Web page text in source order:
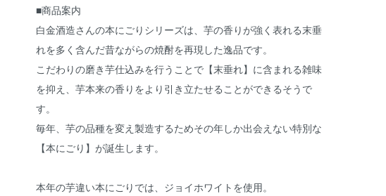
■商品案内
白金酒造さんの本にごりシリーズは、芋の香りが強く表れる末垂
れを多く含んだ昔ながらの焼酎を再現した逸品です。
こだわりの磨き芋仕込みを行うことで【末垂れ】に含まれる雑味
を抑え、芋本来の香りをより引き立たせることができるそうで
す。
毎年、芋の品種を変え製造するためその年しか出会えない特別な
【本にごり】が誕生します。
本年の芋違い本にごりでは、ジョイホワイトを使用。